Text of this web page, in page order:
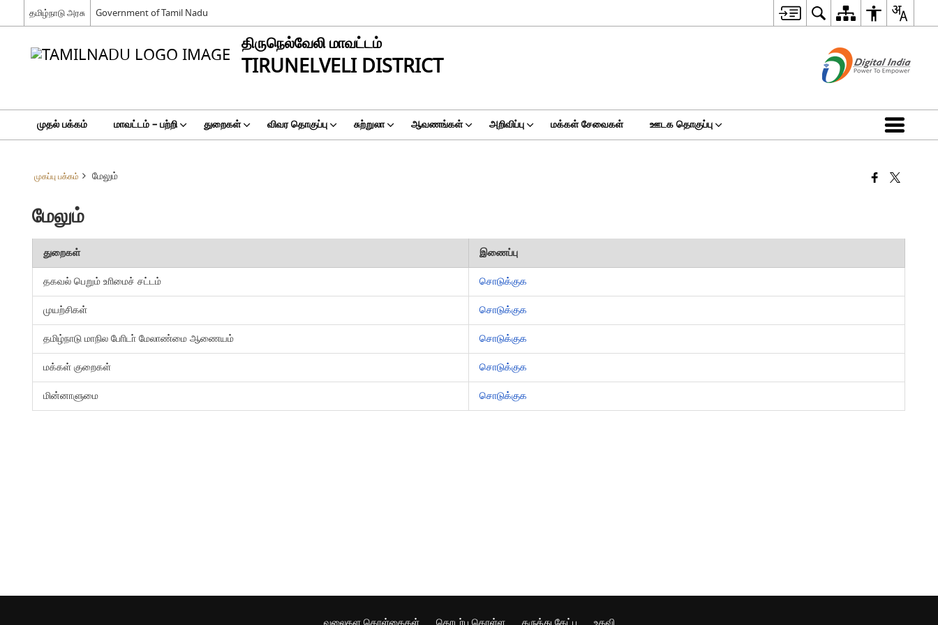
தமிழ்நாடு அரசு Government of Tamil Nadu
திருநெல்வேலி மாவட்டம்
TIRUNELVELI DISTRICT
முதல் பக்கம் மாவட்டம் – பற்றி துறைகள் விவர தொகுப்பு சுற்றுலா ஆவணங்கள் அறிவிப்பு மக்கள் சேவைகள் ஊடக தொகுப்பு
முகப்பு பக்கம் மேலும்
மேலும்
துறைகள்
இணைப்பு
தகவல் பெறும் உாிமைச் சட்டம்
சொடுக்குக
முயற்சிகள்
சொடுக்குக
தமிழ்நாடு மாநில போிடா் மேலாண்மை ஆணையம்
சொடுக்குக
மக்கள் குறைகள்
சொடுக்குக
மின்னாளுமை
சொடுக்குக